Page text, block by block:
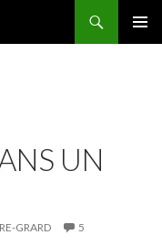
UN
GRARD
5